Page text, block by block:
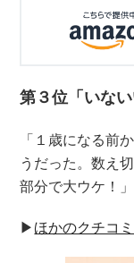
第３位「いない
「１歳になる前
うだった。数え
部分で大ウケ！
▶ほかのクチコ